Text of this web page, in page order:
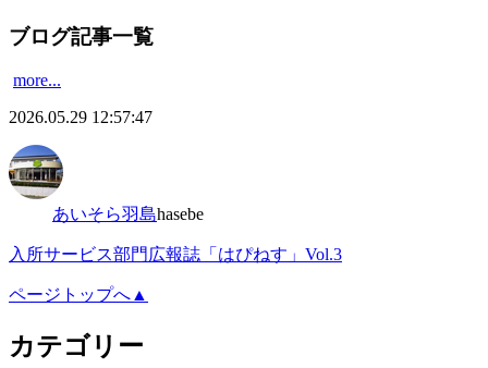
ブログ記事一覧
more...
2026.05.29 12:57:47
あいそら羽島hasebe
入所サービス部門広報誌「はぴねす」Vol.3
ページトップへ▲
カテゴリー